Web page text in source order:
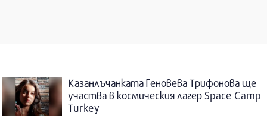
Казанлъчанката Геновева Трифонова ще
участва в космическия лагер Space Camp
Turkey